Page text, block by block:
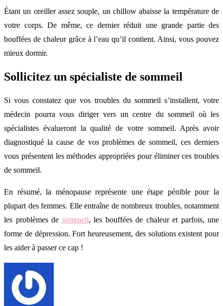
Étant un oreiller assez souple, un chillow abaisse la température de
votre corps. De même, ce dernier réduit une grande partie des
bouffées de chaleur grâce à l’eau qu’il contient. Ainsi, vous pouvez
mieux dormir.
Sollicitez un spécialiste de sommeil
Si vous constatez que vos troubles du sommeil s’installent, votre
médecin pourra vous diriger vers un centre du sommeil où les
spécialistes évalueront la qualité de votre sommeil. Après avoir
diagnostiqué la cause de vos problèmes de sommeil, ces derniers
vous présentent les méthodes appropriées pour éliminer ces troubles
de sommeil.
En résumé, la ménopause représente une étape pénible pour la
plupart des femmes. Elle entraîne de nombreux troubles, notamment
les problèmes de sommeil, les bouffées de chaleur et parfois, une
forme de dépression. Fort heureusement, des solutions existent pour
les aider à passer ce cap !